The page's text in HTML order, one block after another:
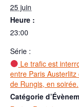
25 juin
Heure :
23:00
Série :
Le trafic est
entre Paris Austerlitz
de Rungis, en soirée.
Catégorie